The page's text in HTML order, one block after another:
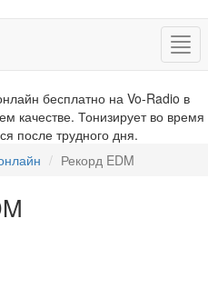
бесплатно на Vo-Radio в
качестве. Тонизирует во время
после трудного дня.
Рекорд EDM